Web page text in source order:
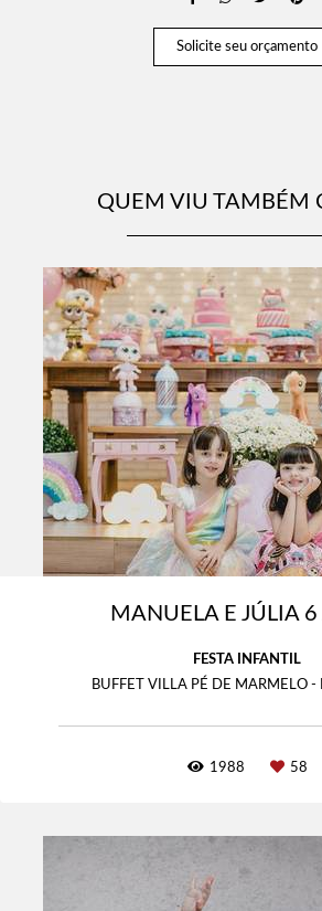
Solicite seu orçamento
QUEM VIU TAMBÉM
MANUELA E JÚLIA 6
FESTA INFANTIL
BUFFET VILLA PÉ DE MARMELO -
1988 58